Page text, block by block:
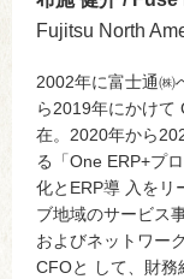
Fujitsu North
2002年に富士通㈱
ら2019年にかけて
在。2020年から
る「One ERP+プ
化とERP導 入をリ
ブ地域のサービス
およびネットワー
CFOと して、財務